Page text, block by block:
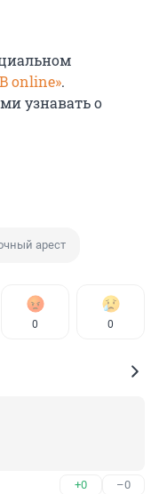
online».
узнавать о
арест
0 0
+0 –0